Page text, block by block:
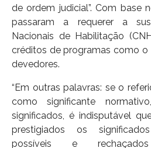
de ordem judicial”. Com base
passaram a requerer a
Nacionais de Habilitação
créditos de programas como o
devedores.
“Em outras palavras: se o
como significante
significados, é indisputável
prestigiados os
possíveis e